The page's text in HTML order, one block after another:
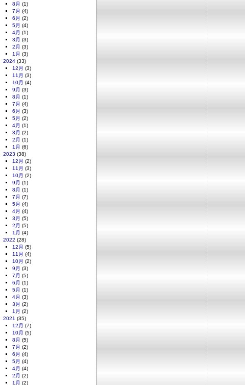
8月 (1)
7月 (4)
6月 (2)
5月 (4)
4月 (1)
3月 (3)
2月 (3)
1月 (3)
2024 (33)
12月 (3)
11月 (3)
10月 (4)
9月 (3)
8月 (1)
7月 (4)
6月 (3)
5月 (2)
4月 (1)
3月 (2)
2月 (1)
1月 (6)
2023 (38)
12月 (2)
11月 (3)
10月 (2)
9月 (1)
8月 (1)
7月 (7)
5月 (4)
4月 (4)
3月 (5)
2月 (5)
1月 (4)
2022 (28)
12月 (5)
11月 (4)
10月 (2)
9月 (3)
7月 (5)
6月 (1)
5月 (1)
4月 (3)
3月 (2)
1月 (2)
2021 (35)
12月 (7)
10月 (5)
8月 (5)
7月 (2)
6月 (4)
5月 (4)
4月 (4)
2月 (2)
1月 (2)